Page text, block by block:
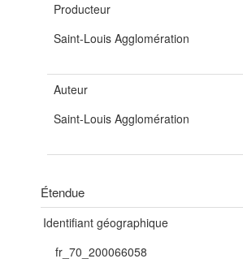
Producteur
Saint-Louis Agglomération
Auteur
Saint-Louis Agglomération
Étendue
Identifiant géographique
fr_70_200066058